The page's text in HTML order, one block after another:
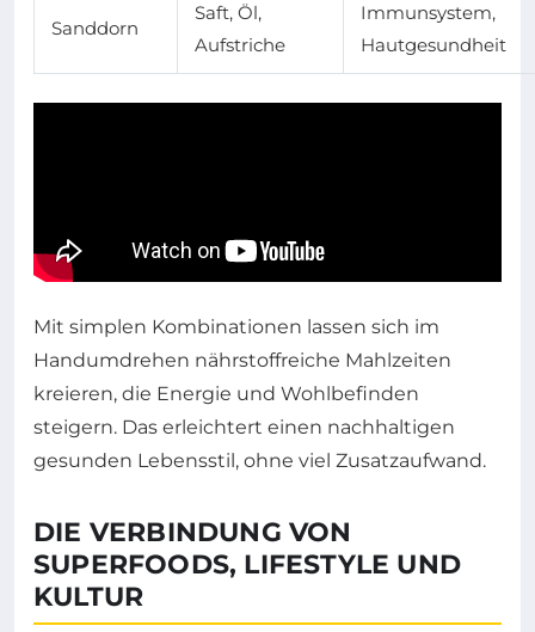
Sanddorn
Saft, Öl,
Aufstriche
Immunsystem,
Hautgesundheit
Mit simplen Kombinationen lassen sich im
Handumdrehen nährstoffreiche Mahlzeiten
kreieren, die Energie und Wohlbefinden
steigern. Das erleichtert einen nachhaltigen
gesunden Lebensstil, ohne viel Zusatzaufwand.
DIE VERBINDUNG VON
SUPERFOODS, LIFESTYLE UND
KULTUR